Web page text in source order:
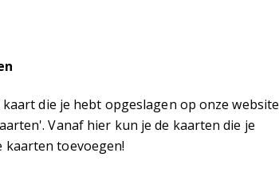
die je hebt opgeslagen op onze website
Vanaf hier kun je de kaarten die je
kaarten toevoegen!